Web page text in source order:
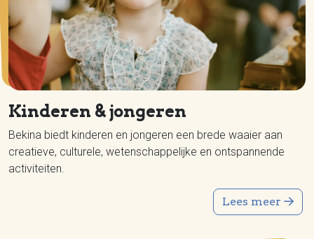
Kinderen & jongeren
Bekina biedt kinderen en jongeren een brede waaier aan
creatieve, culturele, wetenschappelijke en ontspannende
activiteiten.
Lees meer